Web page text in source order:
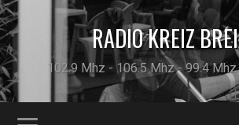
RADIO KREIZ
102.9 Mhz - 106.5 Mhz - 99.4